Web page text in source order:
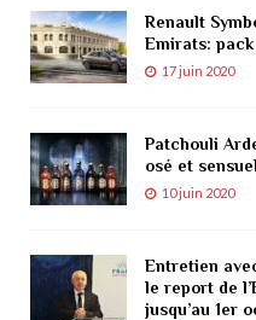
Renault
Emirats:
17 juin 2020
Patchouli
osé et sensuel
10 juin 2020
Entretien
le report de
jusqu’au 1er